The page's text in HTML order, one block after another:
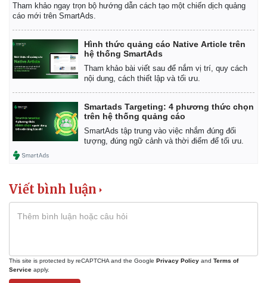
Tham khảo ngay trọn bộ hướng dẫn cách tạo một chiến dịch quảng
cáo mới trên SmartAds.
Hình thức quảng cáo Native Article trên
hệ thống SmartAds
Tham khảo bài viết sau để nắm vị trí, quy cách
nội dung, cách thiết lập và tối ưu.
Smartads Targeting: 4 phương thức chọn
trên hệ thống quảng cáo
SmartAds tập trung vào việc nhắm đúng đối
tượng, đúng ngữ cảnh và thời điểm để tối ưu.
Viết bình luận
This site is protected by reCAPTCHA and the Google Privacy Policy and Terms of
Service apply.